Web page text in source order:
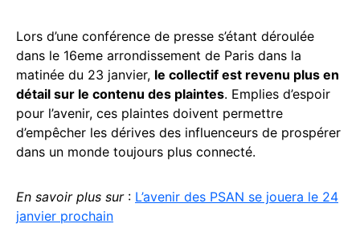
Lors d’une conférence de presse s’étant déroulée
dans le 16eme arrondissement de Paris dans la
matinée du 23 janvier, le collectif est revenu plus en
détail sur le contenu des plaintes. Emplies d’espoir
pour l’avenir, ces plaintes doivent permettre
d’empêcher les dérives des influenceurs de prospérer
dans un monde toujours plus connecté.
En savoir plus sur: L’avenir des PSAN se jouera le 24
janvier prochain